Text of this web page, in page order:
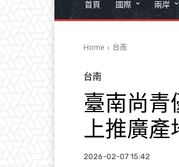
首頁 國際 兩岸
Home 台南
台南
臺南尚
上推廣產
2026-02-07 15:42